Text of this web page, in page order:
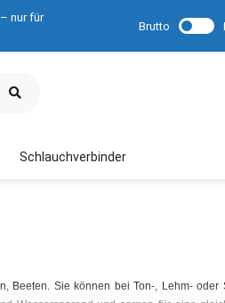
nur für
Brutto
Schlauchverbinder
Beeten. Sie können bei Ton-, Lehm- oder